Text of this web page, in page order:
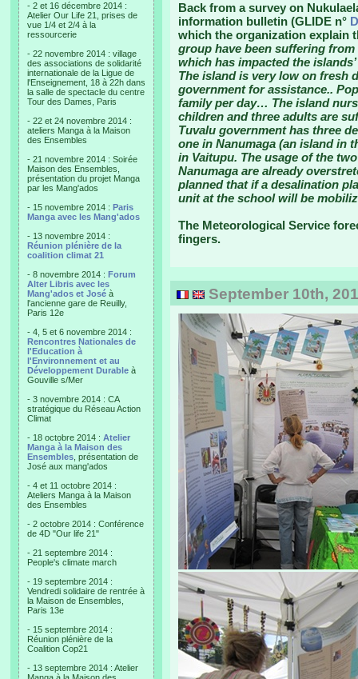
- 2 et 16 décembre 2014 :
Atelier Our Life 21, prises de
vue 1/4 et 2/4 à la
ressourcerie
- 22 novembre 2014 : village
des associations de solidarité
internationale de la Ligue de
l'Enseignement, 18 à 22h dans
la salle de spectacle du centre
Tour des Dames, Paris
- 22 et 24 novembre 2014 :
ateliers Manga à la Maison
des Ensembles
- 21 novembre 2014 : Soirée
Maison des Ensembles,
présentation du projet Manga
par les Mang'ados
- 15 novembre 2014 : Paris
Manga avec les Mang'ados
- 13 novembre 2014 :
Réunion plénière de la
coalition climat 21
- 8 novembre 2014 : Forum
Alter Libris avec les
Mang'ados et José à
l'ancienne gare de Reuilly,
Paris 12e
- 4, 5 et 6 novembre 2014 :
Rencontres Nationales de
l'Education à
l'Environnement et au
Développement Durable à
Gouville s/Mer
- 3 novembre 2014 : CA
stratégique du Réseau Action
Climat
- 18 octobre 2014 : Atelier
Manga à la Maison des
Ensembles , présentation de
José aux mang'ados
- 4 et 11 octobre 2014 :
Ateliers Manga à la Maison
des Ensembles
- 2 octobre 2014 : Conférence
de 4D "Our life 21"
- 21 septembre 2014 :
People's climate march
- 19 septembre 2014 :
Vendredi solidaire de rentrée à
la Maison de Ensembles,
Paris 13e
- 15 septembre 2014 :
Réunion plénière de la
Coalition Cop21
- 13 septembre 2014 : Atelier
Back from a survey on
information bulletin (GLIDE n°
which the organization explain
group have been suffering
which has impacted the
The island is very low on fresh
government for assistance..
family per day… The island
children and three adults are
Tuvalu government has three
one in Nanumaga (an island in
in Vaitupu. The usage of the
Nanumaga are already
planned that if a desalination
unit at the school will be
The Meteorological Service
fingers.
September 10th,